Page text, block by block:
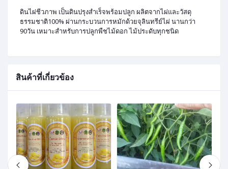
ดินไผ่ชีวภาพ เป็นดินปรุงสำเร็จพร้อมปลูก ผลิตจากไผ่และวัสดุ
ธรรมชาติ100% ผ่านกระบวนการหมักด้วยจุลินทรีย์ไผ่ นานกว่า
90วัน เหมาะสำหรับการปลูกพืชไม้ดอก ไม้ประดับทุกชนิด
สินค้าที่เกี่ยวข้อง